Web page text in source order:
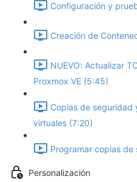
Configuración y
Creación de
NUEVO: Actualizar
Proxmox VE (5:45)
Copias de seguridad
virtuales (7:20)
Programar copias
Personalización